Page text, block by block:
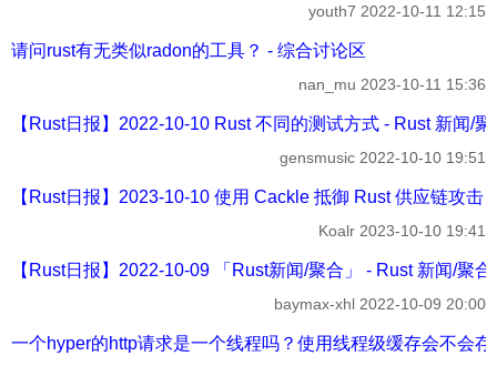
youth7 2022-10-11 12:15
请问rust有无类似radon的工具？ - 综合讨论区
nan_mu 2023-10-11 15:36
【Rust日报】2022-10-10 Rust 不同的测试方式 - Rust 新闻/聚
gensmusic 2022-10-10 19:51
【Rust日报】2023-10-10 使用 Cackle 抵御 Rust 供应链攻击
Koalr 2023-10-10 19:41
【Rust日报】2022-10-09 「Rust新闻/聚合」 - Rust 新闻/聚合
baymax-xhl 2022-10-09 20:00
一个hyper的http请求是一个线程吗？使用线程级缓存会不会